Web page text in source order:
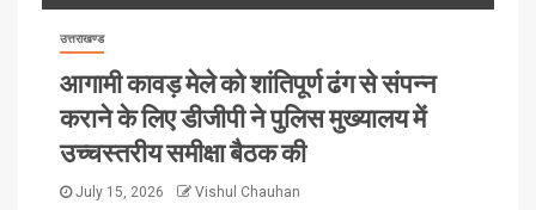
उत्तराखण्ड
आगामी कावड़ मेले को शांतिपूर्ण ढंग से संपन्न
कराने के लिए डीजीपी ने पुलिस मुख्यालय में
उच्चस्तरीय समीक्षा बैठक की
July 15, 2026 Vishul Chauhan